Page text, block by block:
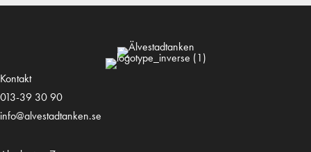
Kontakt
013-39 30 90
info@alvestadtanken.se